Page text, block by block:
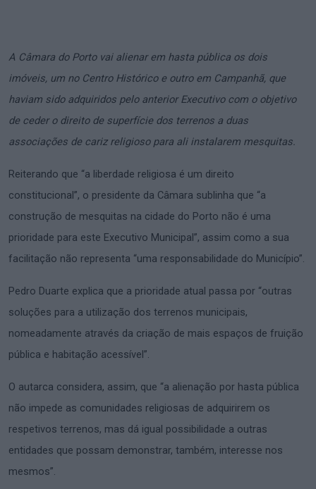
A Câmara do Porto vai alienar em hasta pública os dois
imóveis, um no Centro Histórico e outro em Campanhã, que
haviam sido adquiridos pelo anterior Executivo com o objetivo
de ceder o direito de superfície dos terrenos a duas
associações de cariz religioso para ali instalarem mesquitas.
Reiterando que “a liberdade religiosa é um direito
constitucional”, o presidente da Câmara sublinha que “a
construção de mesquitas na cidade do Porto não é uma
prioridade para este Executivo Municipal”, assim como a sua
facilitação não representa “uma responsabilidade do Município”.
Pedro Duarte explica que a prioridade atual passa por “outras
soluções para a utilização dos terrenos municipais,
nomeadamente através da criação de mais espaços de fruição
pública e habitação acessível”.
O autarca considera, assim, que “a alienação por hasta pública
não impede as comunidades religiosas de adquirirem os
respetivos terrenos, mas dá igual possibilidade a outras
entidades que possam demonstrar, também, interesse nos
mesmos”.